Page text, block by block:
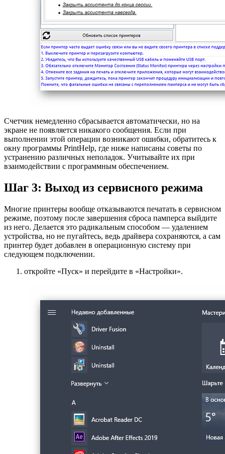
Счетчик немедленно сбрасывается автоматически, но на
экране не появляется никакого сообщения. Если при
выполнении этой операции возникают ошибки, обратитесь к
окну программы PrintHelp, где ниже написаны советы по
устранению различных неполадок. Учитывайте их при
взаимодействии с программным обеспечением.
Шаг 3: Выход из сервисного режима
Многие принтеры вообще отказываются печатать в сервисном
режиме, поэтому после завершения сброса памперса выйдите
из него. Делается это радикальным способом — удалением
устройства, но не пугайтесь, ведь драйвера сохраняются, а сам
принтер будет добавлен в операционную систему при
следующем подключении.
откройте «Пуск» и перейдите в «Настройки».